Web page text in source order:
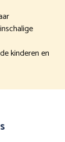
kinderen en